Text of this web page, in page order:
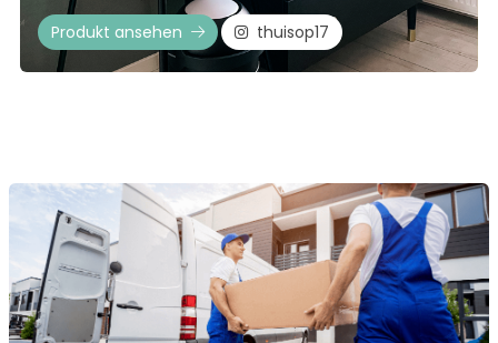
Produkt ansehen thuisop17